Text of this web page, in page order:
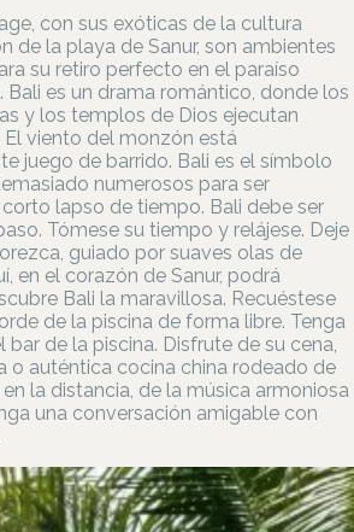
con sus exóticas de la cultura
de la playa de Sanur, son ambientes
su retiro perfecto en el paraíso
Bali es un drama romántico, donde los
y los templos de Dios ejecutan
viento del monzón está
juego de barrido. Bali es el símbolo
numerosos para ser
lapso de tiempo. Bali debe ser
Tómese su tiempo y relájese. Deje
guiado por suaves olas de
en el corazón de Sanur, podrá
Bali la maravillosa. Recuéstese
de la piscina de forma libre. Tenga
bar de la piscina. Disfrute de su cena,
o auténtica cocina china rodeado de
la distancia, de la música armoniosa
una conversación amigable con